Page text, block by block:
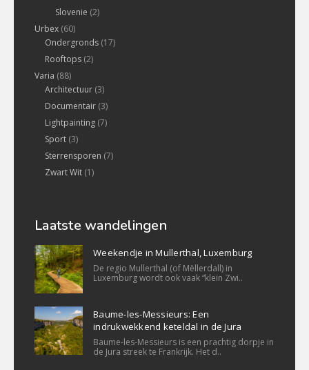
Slovenie (2)
Urbex (60)
Ondergronds (17)
Rooftops (2)
Varia (88)
Architectuur (3)
Documentair (3)
Lightpainting (7)
Sport (3)
Sterrensporen (7)
Zwart Wit (1)
Laatste wandelingen
Weekendje in Mullerthal, Luxemburg
De regio Mullerthal (of Mëllerdall) in
Luxemburg wordt ook vaak “klein Zwi..
Baume-les-Messieurs: Een
indrukwekkend keteldal in de Jura
Baume-les-Messieurs is een prachtig dorpje in
de Jura streek te Frankrijk. Het d..